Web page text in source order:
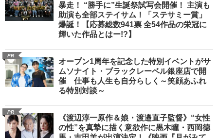
暴走！ “勝手に”生誕祭試写会開催！ 主演も
助演も全部ステイサム！「ステサミー賞」
爆誕！【応募総数941票 全54作品の栄冠に
輝いた作品とはー!?】
PR
オープン1周年を記念した特別イベントがサ
ムソナイト・ブラックレーベル銀座店で開
催 仕事も人生も自分らしく～笑顔あふれ
る特別対談～
PR
《渡辺淳一原作＆娘・渡邉直子監督》“女性
の性”を真摯に描く意欲作に黒木瞳・西岡德